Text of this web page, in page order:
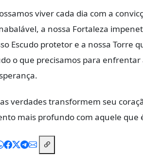
viver cada dia com a
a nossa Fortaleza
Escudo protetor e a nossa Torre
o que precisamos para enfrentar
verdades transformem seu
mais profundo com aquele que